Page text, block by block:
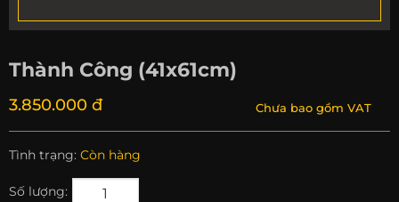
Thành Công (41x61cm)
3.850.000 đ Chưa bao gồm VAT
Tình trạng: Còn hàng
Số lượng: